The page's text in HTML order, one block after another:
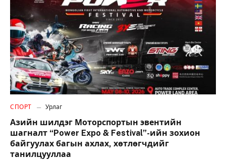
СПОРТ Урлаг
Азийн шилдэг Моторспортын эвентийн
шагналт “Power Expo & Festival”-ийн зохион
байгуулах багын ахлах, хөтлөгчдийг
танилцууллаа